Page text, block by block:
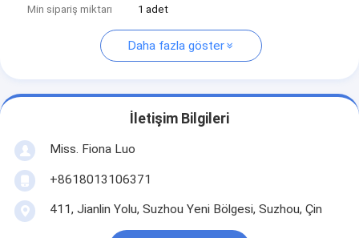
Min sipariş miktarı
1 adet
Daha fazla göster
İletişim Bilgileri
Miss. Fiona Luo
+8618013106371
411, Jianlin Yolu, Suzhou Yeni Bölgesi, Suzhou, Çin